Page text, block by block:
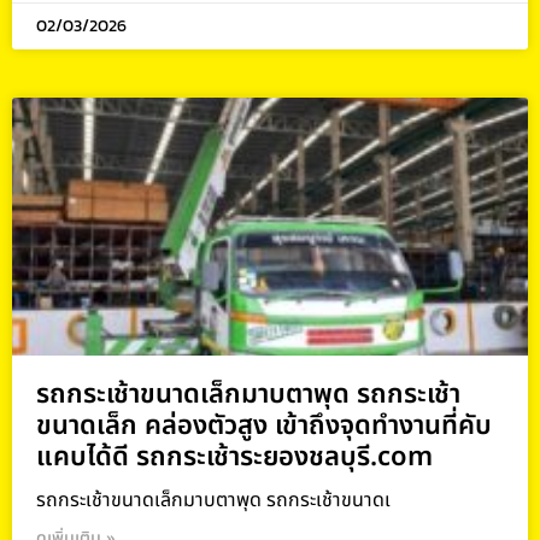
02/03/2026
รถกระเช้าขนาดเล็กมาบตาพุด รถกระเช้า
ขนาดเล็ก คล่องตัวสูง เข้าถึงจุดทำงานที่คับ
แคบได้ดี รถกระเช้าระยองชลบุรี.com
รถกระเช้าขนาดเล็กมาบตาพุด รถกระเช้าขนาดเ